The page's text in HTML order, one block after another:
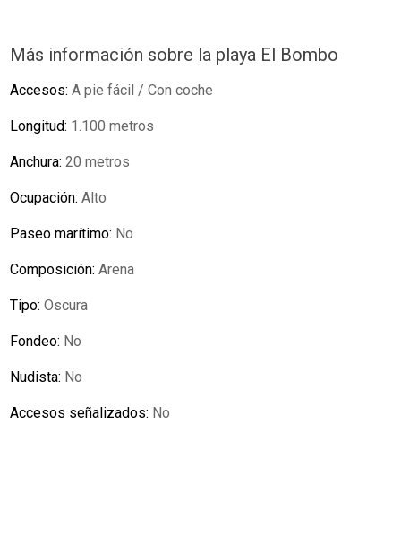
Más información sobre la playa El Bombo
Accesos:A pie fácil / Con coche
Longitud: 1.100 metros
Anchura:20 metros
Ocupación:Alto
Paseo marítimo: No
Composición:Arena
Tipo:Oscura
Fondeo: No
Nudista: No
Accesos señalizados: No